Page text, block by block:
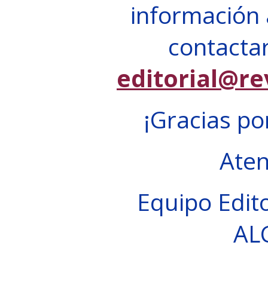
información
¡Gracias
Equipo